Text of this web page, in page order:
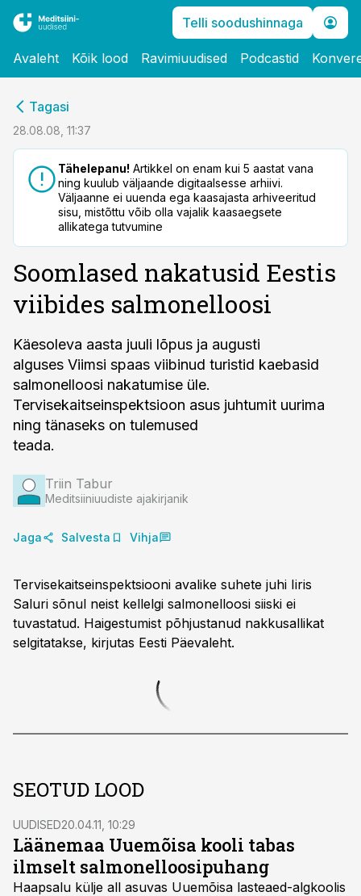
Telli soodushinnaga
Avaleht Kõik lood Ravimiuudised Podcastid
Tagasi
28.08.08, 11:37
Tähelepanu! Artikkel on enam kui 5 aastat vana
ning kuulub väljaande digitaalsesse arhiivi.
Väljaanne ei uuenda ega kaasajasta arhiveeritud
sisu, mistõttu võib olla vajalik kaasaegsete
allikatega tutvumine
Soomlased nakatusid Eestis
viibides salmonelloosi
Käesoleva aasta juuli lõpus ja augusti
alguses Viimsi spaas viibinud turistid kaebasid
salmonelloosi nakatumise üle.
Tervisekaitseinspektsioon asus juhtumit uurima
ning tänaseks on tulemused
teada.
Triin Tabur
Meditsiiniuudiste ajakirjanik
Jaga Salvesta Vihja
Tervisekaitseinspektsiooni avalike suhete juhi Iiris
Saluri sõnul neist kellelgi salmonelloosi siiski ei
tuvastatud. Haigestumist põhjustanud nakkusallikat
selgitatakse, kirjutas Eesti Päevaleht.
SEOTUD LOOD
UUDISED20.04.11, 10:29
Läänemaa Uuemõisa kooli tabas
ilmselt salmonelloosipuhang
Haapsalu külje all asuvas Uuemõisa lasteaed-algkoolis